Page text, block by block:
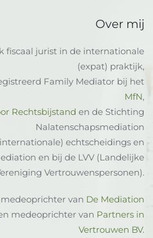
Over mij
fiscaal jurist in de internationale
(expat) praktijk,
Family Mediator bij het
MfN,
Rechtsbijstand en de Stichting
Nalatenschapsmediation
echtscheidings en
en bij de LVV (Landelijke
Vertrouwenspersonen).
van De Mediation
medeoprichter van Partners in
Vertrouwen BV.